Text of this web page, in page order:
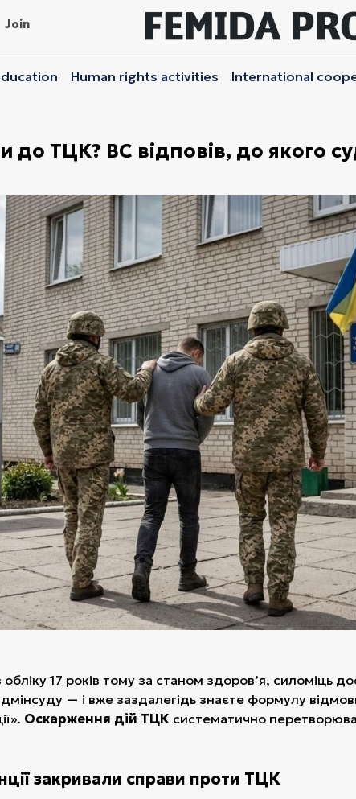
Join
Human rights activities International
до ТЦК? ВС відповів, до якого
17 років тому за станом здоров’я, силоміць
— і вже заздалегідь знаєте формулу
Оскарження дій ТЦК систематично
закривали справи проти ТЦК